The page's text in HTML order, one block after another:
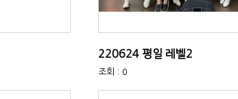
220624 평일 레벨2
조회 : 0